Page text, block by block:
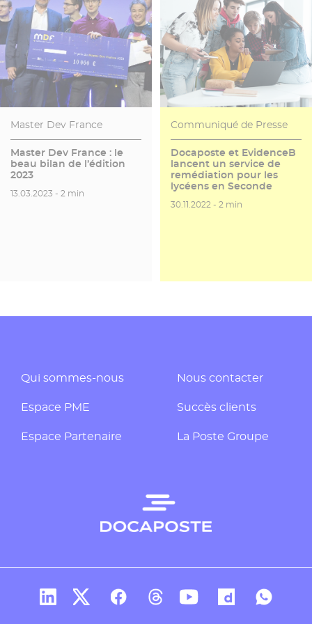
Master Dev France
Master Dev France : le
beau bilan de l’édition
2023
Date de publication
13.03.2023 - Temps de lecture
2 min
Communiqué de Presse
Docaposte et EvidenceB
lancent un service de
remédiation pour les
lycéens en Seconde
Date de publication
30.11.2022 -Temps de lecture
2 min
Qui sommes-nous
Espace PME
Espace Partenaire
Nous contacter
Succès clients
La Poste Groupe
Compte Linkedin de Docaposte
Compte X de Docaposte
Compte Facebook de Docaposte
Compte Threads de
Compte Youtube de
CompteCompte